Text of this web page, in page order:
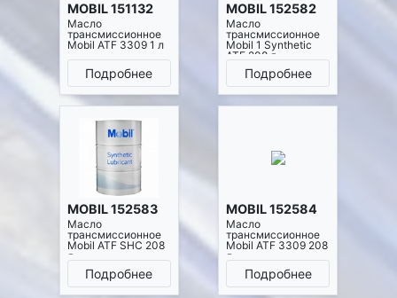
MOBIL 151132
Масло
трансмиссионное
Mobil ATF 3309 1 л
Подробнее
MOBIL 152582
Масло
трансмиссионное
Mobil 1 Synthetic
ATF 208 л
Подробнее
MOBIL 152583
Масло
трансмиссионное
Mobil ATF SHC 208
л
Подробнее
MOBIL 152584
Масло
трансмиссионное
Mobil ATF 3309 208
л
Подробнее